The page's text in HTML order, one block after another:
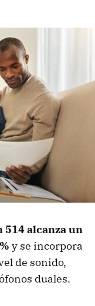
514 alcanza un
y se incorpora
de sonido,
duales.